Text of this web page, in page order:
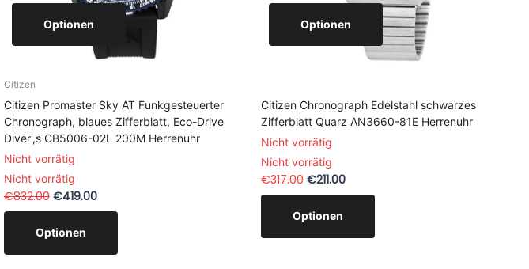
Optionen
Citizen
Citizen Promaster Sky AT Funkgesteuerter
Chronograph, blaues Zifferblatt, Eco-Drive
Diver',s CB5006-02L 200M Herrenuhr
Nicht vorrätig
Nicht vorrätig
€832.00 €419.00
Optionen
Optionen
Citizen Chronograph Edelstahl schwarzes
Zifferblatt Quarz AN3660-81E Herrenuhr
Nicht vorrätig
Nicht vorrätig
€317.00 €211.00
Optionen